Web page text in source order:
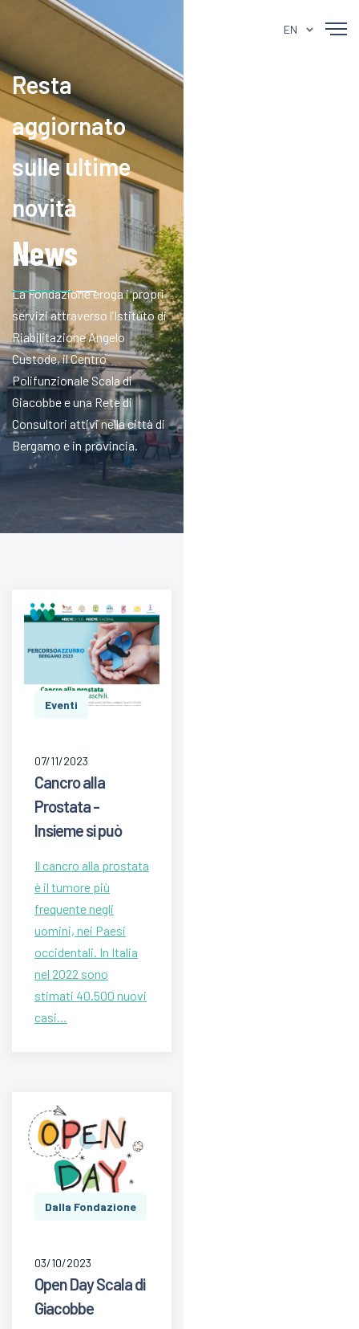
EN
Resta
aggiornato
sulle ultime
novità
News
La Fondazione eroga i propri
servizi attraverso l’Istituto di
Riabilitazione Angelo
Custode, il Centro
Polifunzionale Scala di
Giacobbe e una Rete di
Consultori attivi nella città di
Bergamo e in provincia.
Eventi
07/11/2023
Cancro alla
Prostata -
Insieme si può
Il cancro alla prostata
è il tumore più
frequente negli
uomini, nei Paesi
occidentali. In Italia
nel 2022 sono
stimati 40.500 nuovi
casi…
Dalla Fondazione
03/10/2023
Open Day Scala di
Giacobbe